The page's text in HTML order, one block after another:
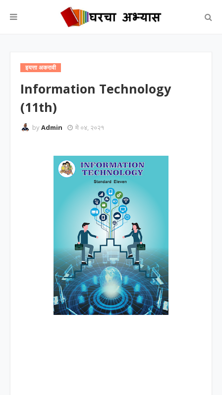
इयत्ता अकरावी
Information Technology
(11th)
byAdmin मे ०४, २०२१